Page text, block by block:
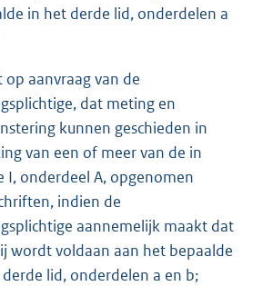
in het derde lid, onderdelen a
op aanvraag van de
dat meting en
kunnen geschieden in
van een of meer van de in
I, onderdeel A, opgenomen
indien de
aannemelijk maakt dat
wordt voldaan aan het bepaalde
lid, onderdelen a en b;